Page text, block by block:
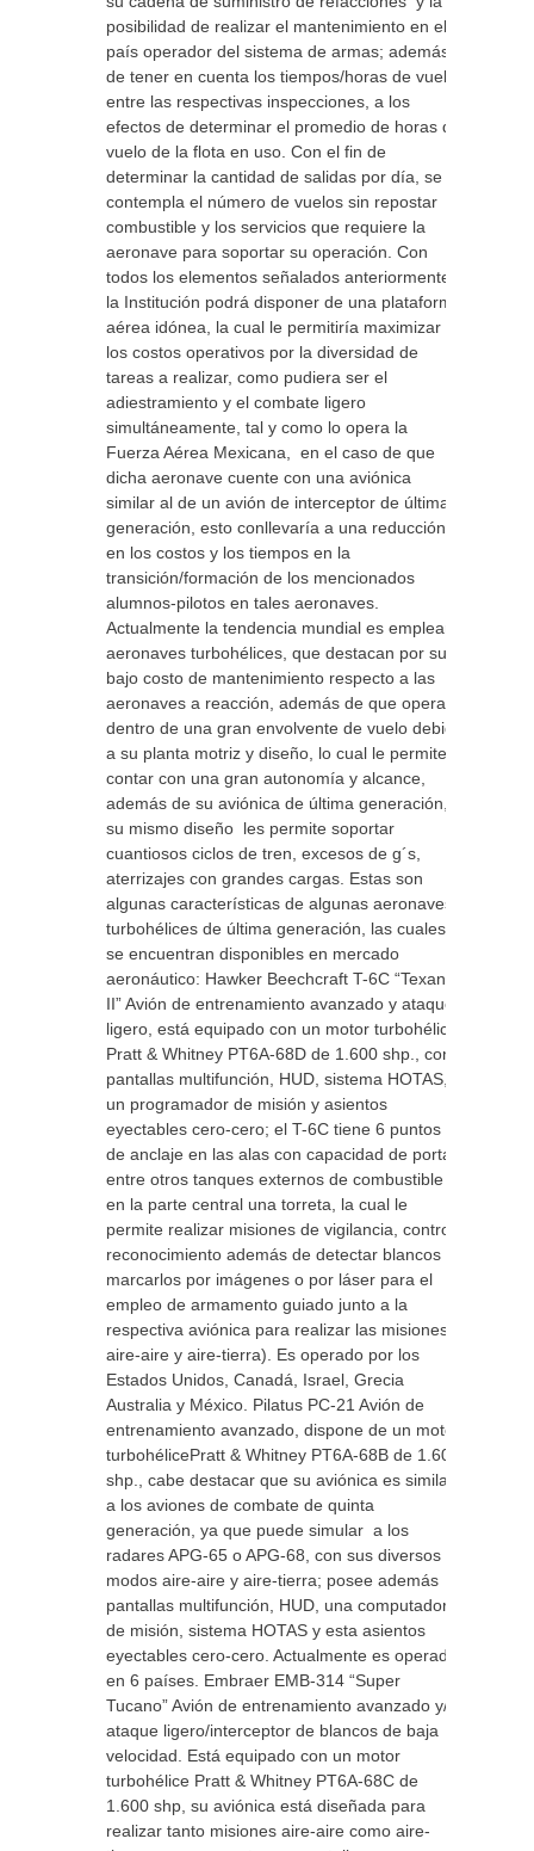
posibilidad de realizar el mantenimiento en el
país operador del sistema de armas; además
de tener en cuenta los tiempos/horas de vuelo
entre las respectivas inspecciones, a los
efectos de determinar el promedio de horas de
vuelo de la flota en uso. Con el fin de
determinar la cantidad de salidas por día, se
contempla el número de vuelos sin repostar
combustible y los servicios que requiere la
aeronave para soportar su operación. Con
todos los elementos señalados anteriormente,
la Institución podrá disponer de una plataforma
aérea idónea, la cual le permitiría maximizar
los costos operativos por la diversidad de
tareas a realizar, como pudiera ser el
adiestramiento y el combate ligero
simultáneamente, tal y como lo opera la
Fuerza Aérea Mexicana, en el caso de que
dicha aeronave cuente con una aviónica
similar al de un avión de interceptor de última
generación, esto conllevaría a una reducción
en los costos y los tiempos en la
transición/formación de los mencionados
alumnos-pilotos en tales aeronaves.
Actualmente la tendencia mundial es emplear
aeronaves turbohélices, que destacan por su
bajo costo de mantenimiento respecto a las
aeronaves a reacción, además de que operan
dentro de una gran envolvente de vuelo debido
a su planta motriz y diseño, lo cual le permite
contar con una gran autonomía y alcance,
además de su aviónica de última generación,
su mismo diseño les permite soportar
cuantiosos ciclos de tren, excesos de g´s,
aterrizajes con grandes cargas. Estas son
algunas características de algunas aeronaves
turbohélices de última generación, las cuales
se encuentran disponibles en mercado
aeronáutico: Hawker Beechcraft T-6C “Texan
II” Avión de entrenamiento avanzado y ataque
ligero, está equipado con un motor turbohélice
Pratt & Whitney PT6A-68D de 1.600 shp., con
pantallas multifunción, HUD, sistema HOTAS,
un programador de misión y asientos
eyectables cero-cero; el T-6C tiene 6 puntos
de anclaje en las alas con capacidad de portar
entre otros tanques externos de combustible y
en la parte central una torreta, la cual le
permite realizar misiones de vigilancia, control,
reconocimiento además de detectar blancos y
marcarlos por imágenes o por láser para el
empleo de armamento guiado junto a la
respectiva aviónica para realizar las misiones
aire-aire y aire-tierra). Es operado por los
Estados Unidos, Canadá, Israel, Grecia
Australia y México. Pilatus PC-21 Avión de
entrenamiento avanzado, dispone de un motor
turbohélicePratt & Whitney PT6A-68B de 1.600
shp., cabe destacar que su aviónica es similar
a los aviones de combate de quinta
generación, ya que puede simular a los
radares APG-65 o APG-68, con sus diversos
modos aire-aire y aire-tierra; posee además
pantallas multifunción, HUD, una computadora
de misión, sistema HOTAS y esta asientos
eyectables cero-cero. Actualmente es operado
en 6 países. Embraer EMB-314 “Super
Tucano” Avión de entrenamiento avanzado y/o
ataque ligero/interceptor de blancos de baja
velocidad. Está equipado con un motor
turbohélice Pratt & Whitney PT6A-68C de
1.600 shp, su aviónica está diseñada para
realizar tanto misiones aire-aire como aire-